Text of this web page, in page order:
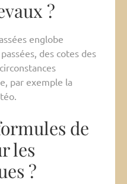
?
englobe
des cotes des
par exemple la
de
les
?